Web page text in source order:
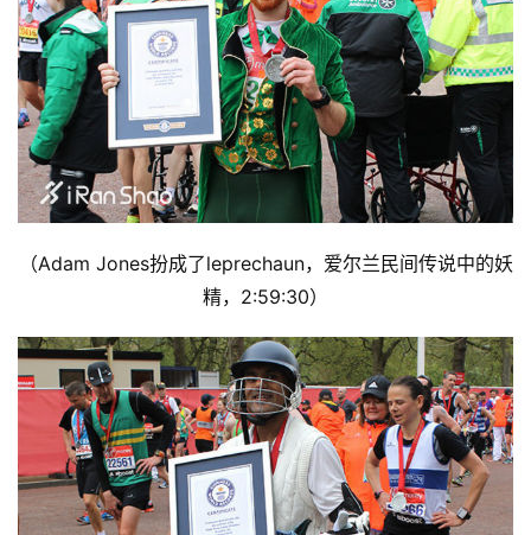
（Adam Jones扮成了leprechaun，爱尔兰民间传说中的妖
精，2:59:30）